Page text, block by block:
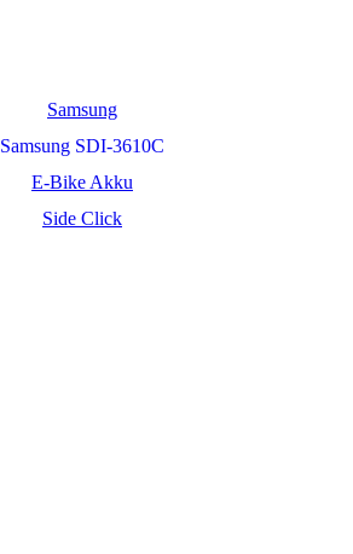
Samsung
Samsung SDI-3610C
E-Bike Akku
Side Click